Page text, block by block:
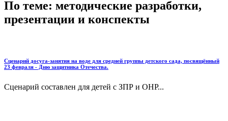
По теме: методические разработки,
презентации и конспекты
Сценарий досуга-занятия на воде для средней группы детского сада, посвящённый
23 февраля - Дню защитника Отечества.
Сценарий составлен для детей с ЗПР и ОНР...